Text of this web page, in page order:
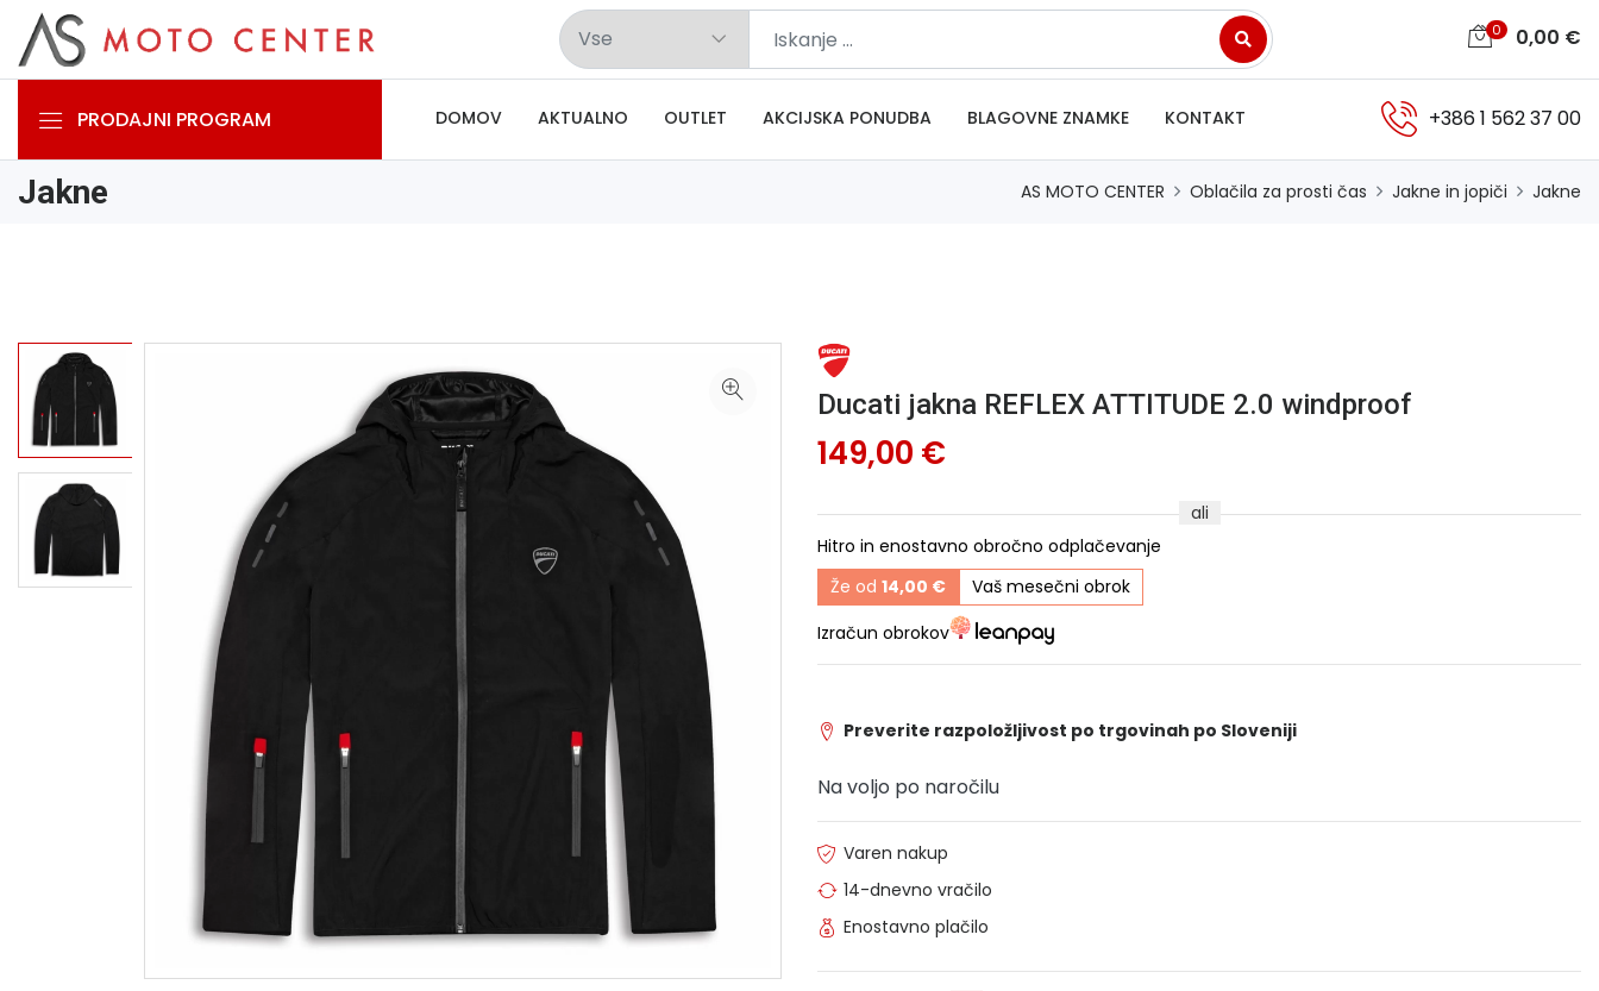
0 0,00 €
PRODAJNI PROGRAM DOMOV AKTUALNO OUTLET AKCIJSKA PONUDBA BLAGOVNE ZNAMKE KONTAKT +386 1 562 37 00
Jakne AS MOTO CENTER Oblačila za prosti čas Jakne in jopiči Jakne
Ducati jakna REFLEX ATTITUDE 2.0 windproof
149,00 €
ali
Hitro in enostavno obročno odplačevanje
Že od 14,00 €
Vaš mesečni obrok
Izračun obrokov
Preverite razpoložljivost po trgovinah po Sloveniji
Na voljo po naročilu
Varen nakup
14-dnevno vračilo
Enostavno plačilo